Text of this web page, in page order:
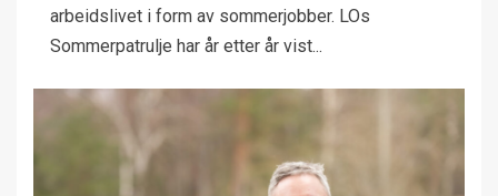
arbeidslivet i form av sommerjobber. LOs
Sommerpatrulje har år etter år vist...